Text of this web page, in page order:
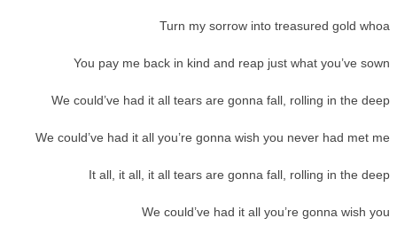
Turn my sorrow into treasured gold whoa
You pay me back in kind and reap just what you’ve sown
We could’ve had it all tears are gonna fall, rolling in the deep
We could’ve had it all you’re gonna wish you never had met me
It all, it all, it all tears are gonna fall, rolling in the deep
We could’ve had it all you’re gonna wish you